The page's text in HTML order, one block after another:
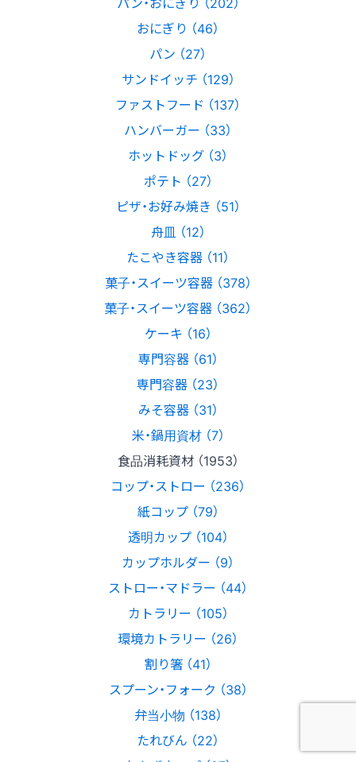
おにぎり （46）
パン （27）
サンドイッチ （129）
ファストフード （137）
ハンバーガー （33）
ホットドッグ （3）
ポテト （27）
ピザ・お好み焼き （51）
舟皿 （12）
たこやき容器 （11）
菓子・スイーツ容器 （378）
菓子・スイーツ容器 （362）
ケーキ （16）
専門容器 （61）
専門容器 （23）
みそ容器 （31）
米・鍋用資材 （7）
食品消耗資材 （1953）
コップ・ストロー （236）
紙コップ （79）
透明カップ （104）
カップホルダー （9）
ストロー・マドラー （44）
カトラリー （105）
環境カトラリー （26）
割り箸 （41）
スプーン・フォーク （38）
弁当小物 （138）
たれびん （22）